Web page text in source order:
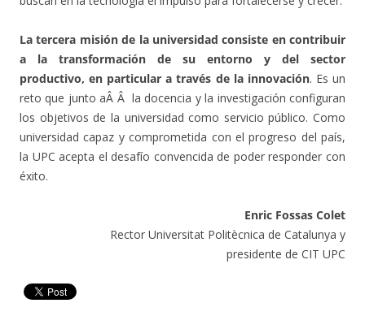
La tercera misión de la universidad consiste en contribuir
a la transformación de su entorno y del sector
productivo, en particular a través de la innovación. Es un
reto que junto aÂ Â la docencia y la investigación configuran
los objetivos de la universidad como servicio público. Como
universidad capaz y comprometida con el progreso del país,
la UPC acepta el desafío convencida de poder responder con
éxito.
Enric Fossas Colet
Rector Universitat Politècnica de Catalunya y
presidente de CIT UPC